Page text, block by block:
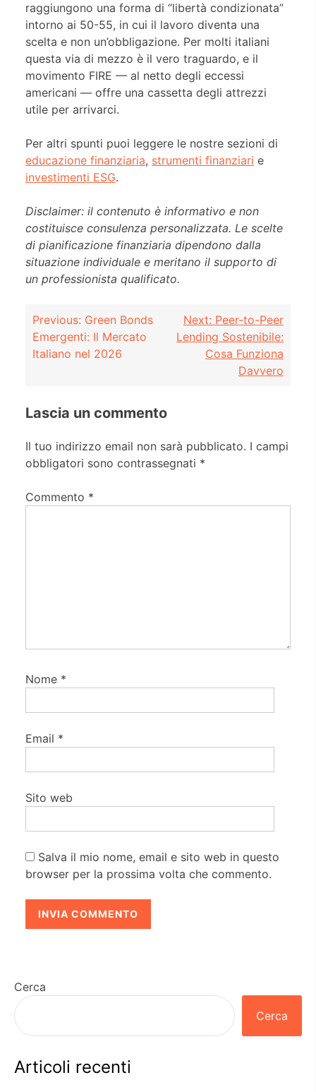
raggiungono una forma di “libertà condizionata”
intorno ai 50-55, in cui il lavoro diventa una
scelta e non un’obbligazione. Per molti italiani
questa via di mezzo è il vero traguardo, e il
movimento FIRE — al netto degli eccessi
americani — offre una cassetta degli attrezzi
utile per arrivarci.
Per altri spunti puoi leggere le nostre sezioni di
educazione finanziaria, strumenti finanziari e
investimenti ESG.
Disclaimer: il contenuto è informativo e non
costituisce consulenza personalizzata. Le scelte
di pianificazione finanziaria dipendono dalla
situazione individuale e meritano il supporto di
un professionista qualificato.
Navigazione
articoli
Previous: Green Bonds
Emergenti: Il Mercato
Italiano nel 2026
Next: Peer-to-Peer
Lending Sostenibile:
Cosa Funziona
Davvero
Lascia un commento
Il tuo indirizzo email non sarà pubblicato. I campi
obbligatori sono contrassegnati *
Commento *
Nome *
Email *
Sito web
Salva il mio nome, email e sito web in questo
browser per la prossima volta che commento.
Cerca
Cerca
Articoli recenti